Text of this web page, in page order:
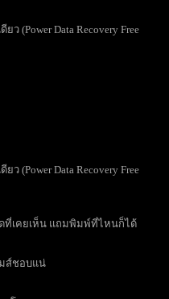
(Power Data Recovery Free
(Power Data Recovery Free
ดที่เคยเห็น แถมพิมพ์ที่ไหนก็ได้
มส์ชอบแน่